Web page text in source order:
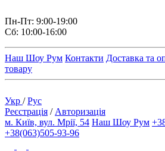
Пн-Пт: 9:00-19:00
Сб: 10:00-16:00
Наш Шоу Рум Контакти Доставка та
товару
Укр /Рус
Реєстрація / Авторизація
м. Київ, вул. Мрії, 54 Наш Шоу Рум
+38(063)505-93-96